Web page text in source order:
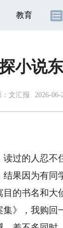
教育
小说
文汇报 2026-06-
过的人忍不
果因为有同
的书名和大
》，我购回